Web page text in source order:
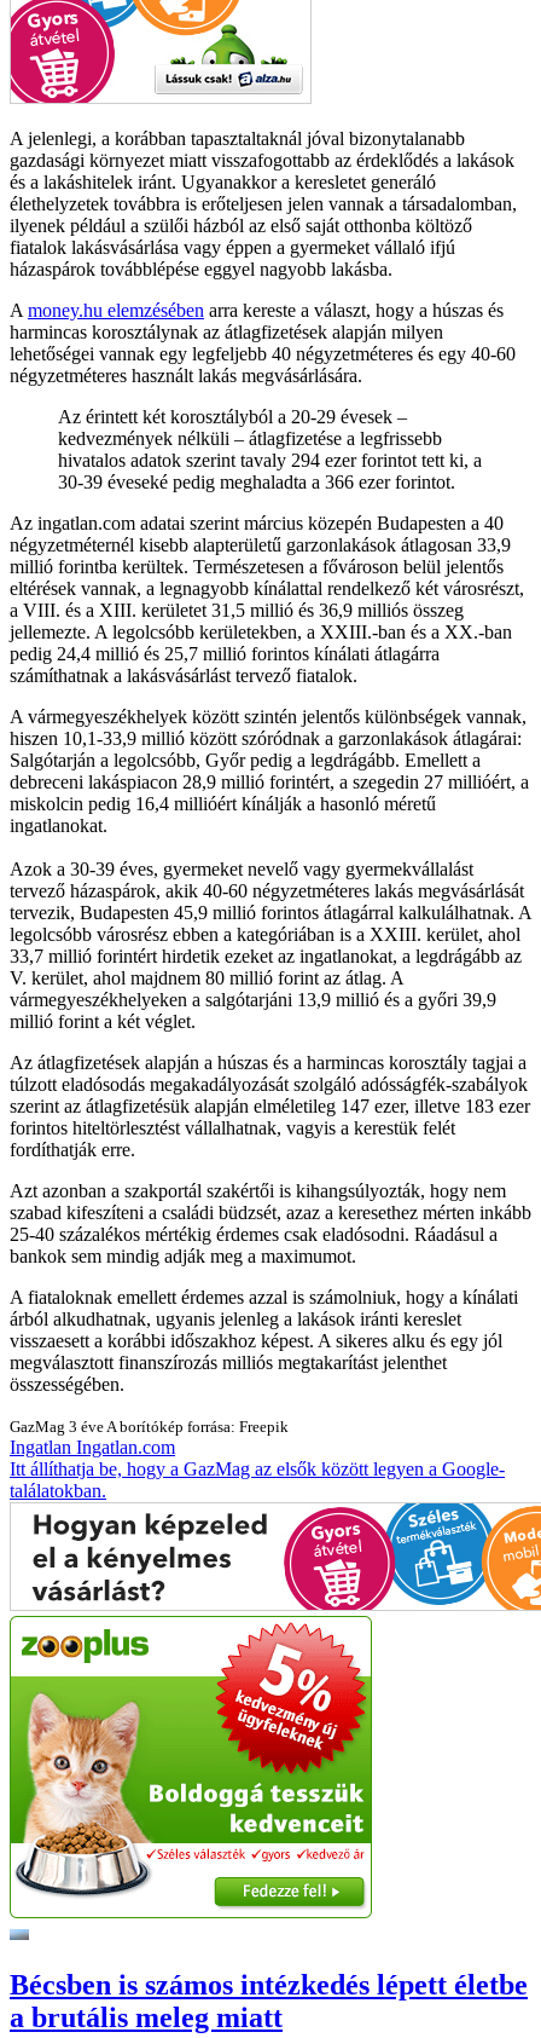
A jelenlegi, a korábban tapasztaltaknál jóval bizonytalanabb
gazdasági környezet miatt visszafogottabb az érdeklődés a lakások
és a lakáshitelek iránt. Ugyanakkor a keresletet generáló
élethelyzetek továbbra is erőteljesen jelen vannak a társadalomban,
ilyenek például a szülői házból az első saját otthonba költöző
fiatalok lakásvásárlása vagy éppen a gyermeket vállaló ifjú
házaspárok továbblépése eggyel nagyobb lakásba.
A money.hu elemzésében arra kereste a választ, hogy a húszas és
harmincas korosztálynak az átlagfizetések alapján milyen
lehetőségei vannak egy legfeljebb 40 négyzetméteres és egy 40-60
négyzetméteres használt lakás megvásárlására.
Az érintett két korosztályból a 20-29 évesek –
kedvezmények nélküli – átlagfizetése a legfrissebb
hivatalos adatok szerint tavaly 294 ezer forintot tett ki, a
30-39 éveseké pedig meghaladta a 366 ezer forintot.
Az ingatlan.com adatai szerint március közepén Budapesten a 40
négyzetméternél kisebb alapterületű garzonlakások átlagosan 33,9
millió forintba kerültek. Természetesen a fővároson belül jelentős
eltérések vannak, a legnagyobb kínálattal rendelkező két városrészt,
a VIII. és a XIII. kerületet 31,5 millió és 36,9 milliós összeg
jellemezte. A legolcsóbb kerületekben, a XXIII.-ban és a XX.-ban
pedig 24,4 millió és 25,7 millió forintos kínálati átlagárra
számíthatnak a lakásvásárlást tervező fiatalok.
A vármegyeszékhelyek között szintén jelentős különbségek vannak,
hiszen 10,1-33,9 millió között szóródnak a garzonlakások átlagárai:
Salgótarján a legolcsóbb, Győr pedig a legdrágább. Emellett a
debreceni lakáspiacon 28,9 millió forintért, a szegedin 27 millióért, a
miskolcin pedig 16,4 millióért kínálják a hasonló méretű
ingatlanokat.
Azok a 30-39 éves, gyermeket nevelő vagy gyermekvállalást
tervező házaspárok, akik 40-60 négyzetméteres lakás megvásárlását
tervezik, Budapesten 45,9 millió forintos átlagárral kalkulálhatnak. A
legolcsóbb városrész ebben a kategóriában is a XXIII. kerület, ahol
33,7 millió forintért hirdetik ezeket az ingatlanokat, a legdrágább az
V. kerület, ahol majdnem 80 millió forint az átlag. A
vármegyeszékhelyeken a salgótarjáni 13,9 millió és a győri 39,9
millió forint a két véglet.
Az átlagfizetések alapján a húszas és a harmincas korosztály tagjai a
túlzott eladósodás megakadályozását szolgáló adósságfék-szabályok
szerint az átlagfizetésük alapján elméletileg 147 ezer, illetve 183 ezer
forintos hiteltörlesztést vállalhatnak, vagyis a kerestük felét
fordíthatják erre.
Azt azonban a szakportál szakértői is kihangsúlyozták, hogy nem
szabad kifeszíteni a családi büdzsét, azaz a keresethez mérten inkább
25-40 százalékos mértékig érdemes csak eladósodni. Ráadásul a
bankok sem mindig adják meg a maximumot.
A fiataloknak emellett érdemes azzal is számolniuk, hogy a kínálati
árból alkudhatnak, ugyanis jelenleg a lakások iránti kereslet
visszaesett a korábbi időszakhoz képest. A sikeres alku és egy jól
megválasztott finanszírozás milliós megtakarítást jelenthet
összességében.
GazMag 3 éve A borítókép forrása: Freepik
Ingatlan Ingatlan.com
Itt állíthatja be, hogy a GazMag az elsők között legyen a Google-
találatokban.
Bécsben is számos intézkedés lépett életbe
a brutális meleg miatt